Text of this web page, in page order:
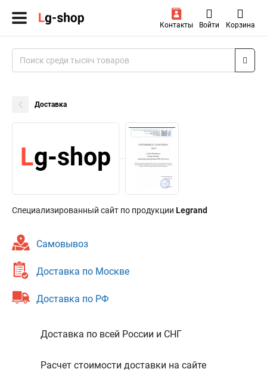
Контакты Войти Корзина
Доставка
Специализированный сайт по продукции Legrand
Самовывоз
Доставка по Москве
Доставка по РФ
Доставка по всей России и СНГ
Расчет стоимости доставки на сайте